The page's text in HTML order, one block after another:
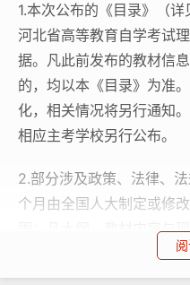
1.本次公布的《目录》（
河北省高等教育自学考试
据。凡此前发布的教材信
的，均以本《目录》为准
化，相关情况将另行通知
相应主考学校另行公布。
2.部分涉及政策、法律、
个月由全国人大制定或修
围；凡大纲、教材内容与